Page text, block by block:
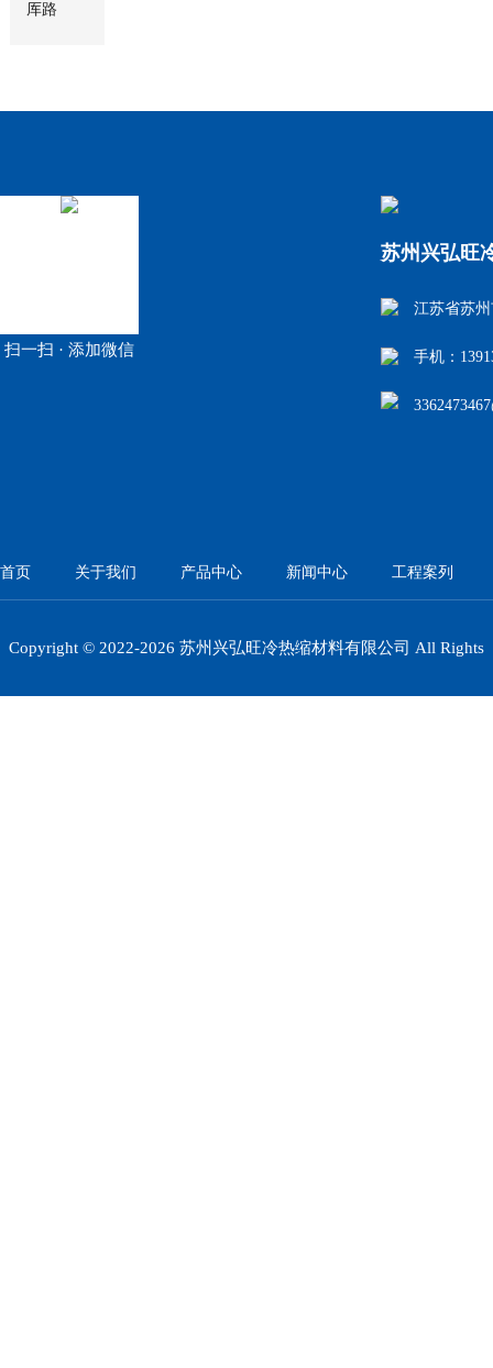
厍路
扫一扫 · 添加微信
苏州兴弘旺
江苏省苏
手机：
首页 关于我们 产品中心 新闻中心 工程案列
Copyright © 2022-2026 苏州兴弘旺冷热缩材料有限公司 All Rights